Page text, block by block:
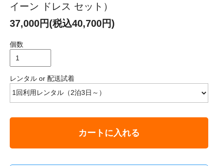
イーン ドレス セット）
37,000円(税込40,700円)
個数
レンタル or 配送試着
カートに入れる